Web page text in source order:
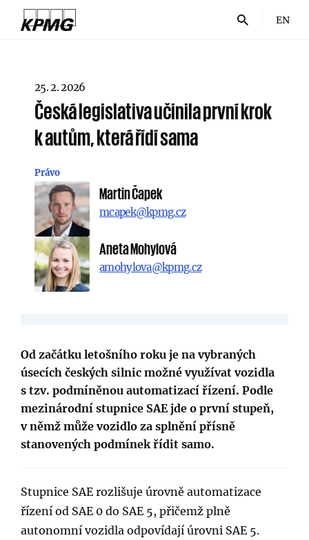
EN
25. 2. 2026
Česká legislativa učinila první krok
k autům, která řídí sama
Právo
Martin Čapek
mcapek@kpmg.cz
Aneta Mohylová
amohylova@kpmg.cz
Od začátku letošního roku je na vybraných
úsecích českých silnic možné využívat vozidla
s tzv. podmíněnou automatizací řízení. Podle
mezinárodní stupnice SAE jde o první stupeň,
v němž může vozidlo za splnění přísně
stanovených podmínek řídit samo.
Stupnice SAE rozlišuje úrovně automatizace
řízení od SAE 0 do SAE 5, přičemž plně
autonomní vozidla odpovídají úrovni SAE 5.